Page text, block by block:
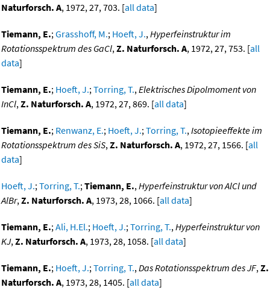
Naturforsch. A, 1972, 27, 703. [all data]
Tiemann, E.;Grasshoff, M.; Hoeft, J.,Hyperfeinstruktur im
Rotationsspektrum des GaCl,Z. Naturforsch. A, 1972, 27, 753. [all
data]
Tiemann, E.; Hoeft, J.;Torring, T.,Elektrisches Dipolmoment von
InCl,Z. Naturforsch. A, 1972, 27, 869. [all data]
Tiemann, E.; Renwanz, E.; Hoeft, J.;Torring, T.,Isotopieeffekte im
Rotationsspektrum des SiS,Z. Naturforsch. A, 1972, 27, 1566. [all
data]
Hoeft, J.;Torring, T.;Tiemann, E.,Hyperfeinstruktur von AlCl und
AlBr,Z. Naturforsch. A, 1973, 28, 1066. [all data]
Tiemann, E.;Ali, H.El.; Hoeft, J.;Torring, T.,Hyperfeinstruktur von
KJ,Z. Naturforsch. A, 1973, 28, 1058. [all data]
Tiemann, E.; Hoeft, J.;Torring, T.,Das Rotationsspektrum des JF,Z.
Naturforsch. A, 1973, 28, 1405. [all data]